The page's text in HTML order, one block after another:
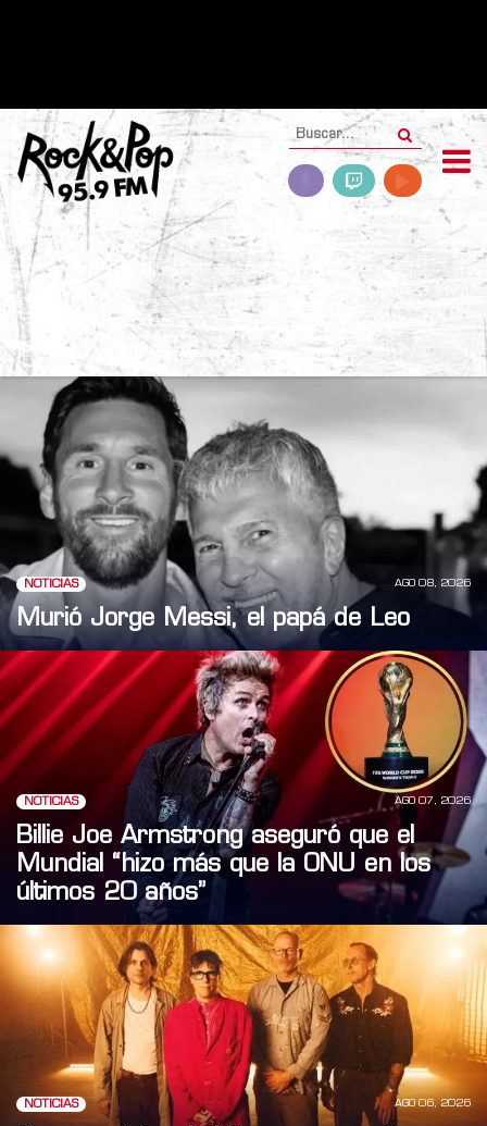
NOTICIAS AGO 08, 2026
Murió Jorge Messi, el papá de Leo
NOTICIAS AGO 07, 2026
Billie Joe Armstrong aseguró que el
Mundial “hizo más que la ONU en los
últimos 20 años”
NOTICIAS AGO 06, 2026